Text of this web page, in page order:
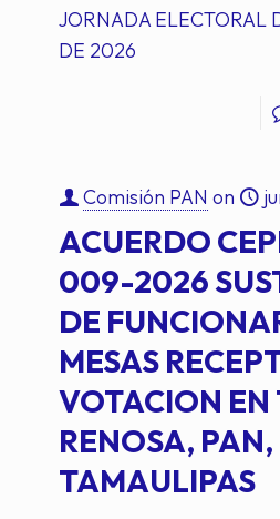
JORNADA ELECTORAL
DE 2026
Comisión PAN on
ACUERDO
009-2026
DE
MESAS
VOTACION EN
RENOSA, PAN,
TAMAULIPAS